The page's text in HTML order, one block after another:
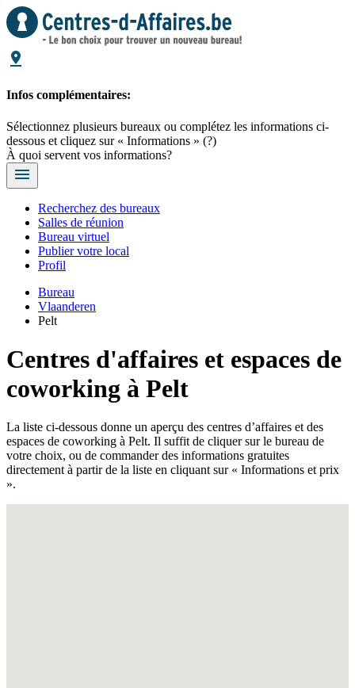
Infos complémentaires:
Sélectionnez plusieurs bureaux ou complétez les informations ci-
dessous et cliquez sur « Informations » (?)
À quoi servent vos informations?
Recherchez des bureaux
Salles de réunion
Bureau virtuel
Publier votre local
Profil
Bureau
Vlaanderen
Pelt
Centres d'affaires et espaces de
coworking à Pelt
La liste ci-dessous donne un aperçu des centres d’affaires et des
espaces de coworking à Pelt. Il suffit de cliquer sur le bureau de
votre choix, ou de commander des informations gratuites
directement à partir de la liste en cliquant sur « Informations et prix
».